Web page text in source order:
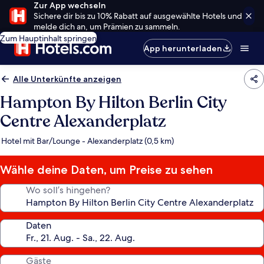
Zur App wechseln
Sichere dir bis zu 10% Rabatt auf ausgewählte Hotels und
melde dich an, um Prämien zu sammeln.
Zum Hauptinhalt springen
App herunterladen
Alle Unterkünfte anzeigen
Hampton By Hilton Berlin City
Centre Alexanderplatz
Hotel mit Bar/Lounge - Alexanderplatz (0,5 km)
Wähle deine Daten, um Preise zu sehen
Wo soll’s hingehen?
Daten
Gäste